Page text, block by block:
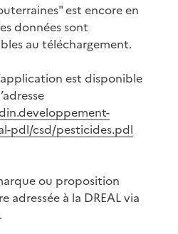
est encore en
données sont
au téléchargement.
est disponible
pdl/csd/pesticides.pdl
ou proposition
adressée à la DREAL via